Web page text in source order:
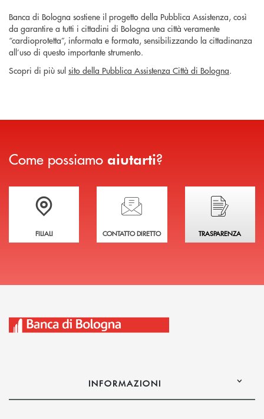
Banca di Bologna sostiene il progetto della Pubblica Assistenza, così
da garantire a tutti i cittadini di Bologna una città veramente
“cardioprotetta”, informata e formata, sensibilizzando la cittadinanza
all’uso di questo importante strumento.
Scopri di più sul sito della Pubblica Assistenza Città di Bologna.
Come possiamo aiutarti?
Trova la filiale più vicina a te
FILIALI
Hai bisogno di assistenza immediata?
CONTATTO DIRETTO
Hai bisogno di
TRASPARENZA
INFORMAZIONI